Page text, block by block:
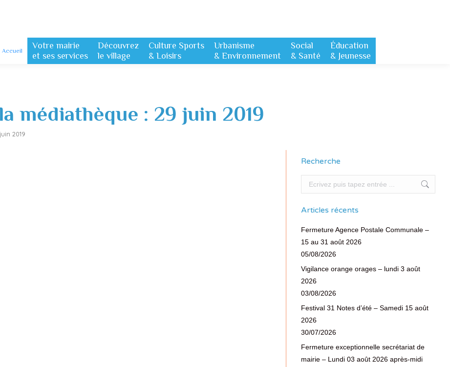
Accueil
Votre mairie
et ses services
Découvrez
le village
Culture Sports
& Loisirs
Urbanisme
& Environnement
Social
& Santé
Éducation
& Jeunesse
médiathèque : 29 juin 2019
2019
Recherche
Recherche
Articles récents
Fermeture Agence Postale Communale –
15 au 31 août 2026
05/08/2026
Vigilance orange orages – lundi 3 août
2026
03/08/2026
Festival 31 Notes d’été – Samedi 15 août
2026
30/07/2026
Fermeture exceptionnelle secrétariat de
mairie – Lundi 03 août 2026 après-midi